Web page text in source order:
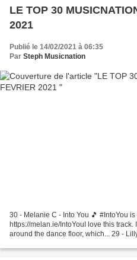
LE TOP 30
2021
Publié le 14/02/2021 à 06:35
Par Steph Musicnation
30 - Melanie C - Into You 🎵 #IntoYou
https://melan.ie/IntoYouI love this
around the dance floor, which... 29 -